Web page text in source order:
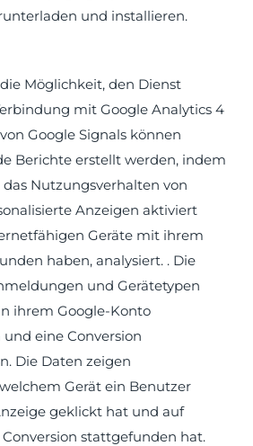
und installieren.
Möglichkeit, den Dienst
mit Google Analytics 4
Google Signals können
Berichte erstellt werden, indem
Nutzungsverhalten von
Anzeigen aktiviert
Geräte mit ihrem
haben, analysiert. . Die
und Gerätetypen
ihrem Google-Konto
eine Conversion
Die Daten zeigen
Gerät ein Benutzer
geklickt hat und auf
stattgefunden hat.